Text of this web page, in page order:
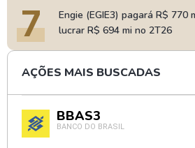
7
Engie (EGIE3) pagará R$ 770
lucrar R$ 694 mi no 2T26
AÇÕES MAIS BUSCADAS
BBAS3
BANCO DO BRASIL